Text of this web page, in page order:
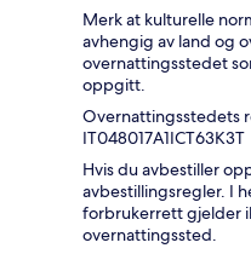
Merk at kulturelle
avhengig av land og
overnattingsstedet
oppgitt.
Overnattingsstedets
IT048017A1ICT63K3T
Hvis du avbestiller
avbestillingsregler. I
forbrukerrett gjelder
overnattingssted.